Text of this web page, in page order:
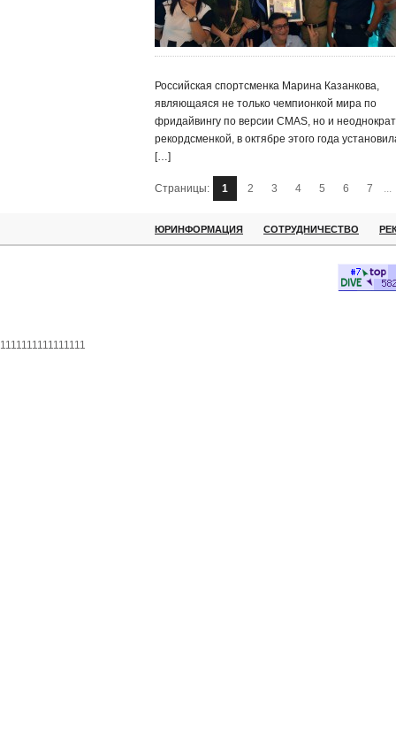
Российская спортсменка Марина Казанкова,
являющаяся не только чемпионкой мира по
фридайвингу по версии CMAS, но и
рекордсменкой, в октябре этого года
[…]
Страницы: 1 2 3 4 5 6 7 ...
ЮРИНФОРМАЦИЯ СОТРУДНИЧЕСТВО
1111111111111111